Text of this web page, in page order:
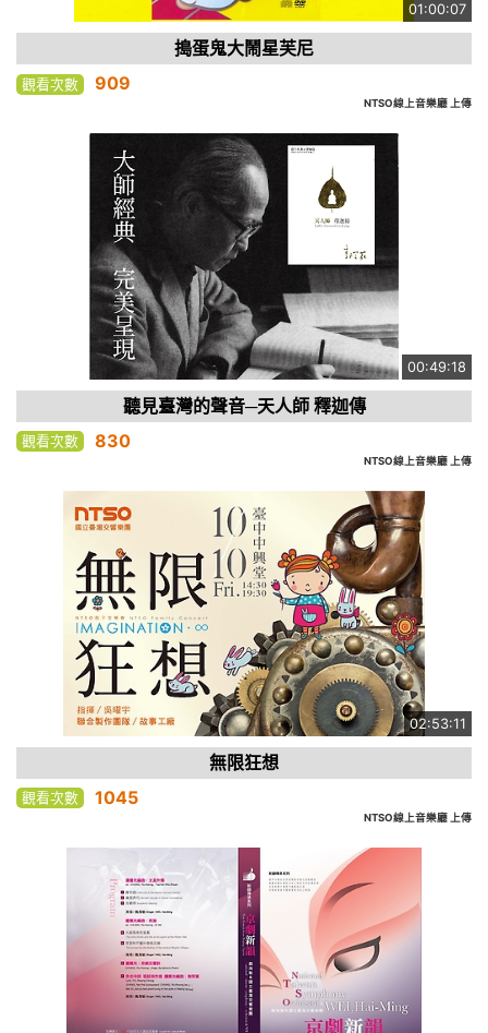
01:00:07
搗蛋鬼大鬧星芙尼
觀看次數 909
NTSO線上音樂廳 上傳
00:49:18
聽見臺灣的聲音─天人師 釋迦傳
觀看次數 830
NTSO線上音樂廳 上傳
02:53:11
無限狂想
觀看次數 1045
NTSO線上音樂廳 上傳